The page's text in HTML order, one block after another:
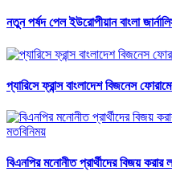
নতুন পর্ষদ পেল ইউরোপীয়ান বাংলা
প্যারিসে ফ্রান্স বাংলাদেশ বিজনেস
বিএনপির মনোনীত প্রার্থীদের বিজয় করার